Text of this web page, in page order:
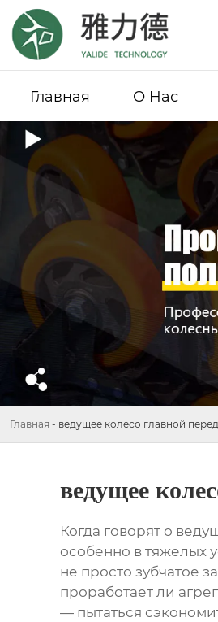
Главная О Hас
Главная - ведущее колесо главной
ведущее
Когда говорят о
особенно в тяжелых
не просто зубчатое
проработает ли
— пытаться